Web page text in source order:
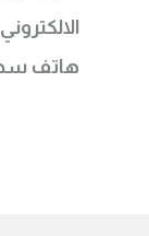
هاتف